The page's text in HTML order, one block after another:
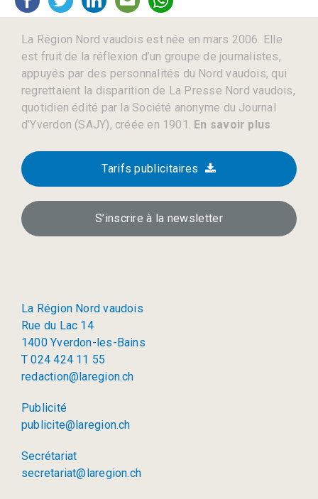
La Région Nord vaudois est née en mars 2006. Elle
est fruit de la réflexion d’un groupe de journalistes,
appuyés par des personnalités du Nord vaudois, qui
regrettaient la disparition de La Presse Nord vaudois,
quotidien édité par la Société anonyme du Journal
d’Yverdon (SAJY), créée en 1901. En savoir plus
Tarifs publicitaires
S’inscrire à la newsletter
La Région Nord vaudois
Rue du Lac 14
1400 Yverdon-les-Bains
T 024 424 11 55
redaction@laregion.ch
Publicité
publicite@laregion.ch
Secrétariat
secretariat@laregion.ch